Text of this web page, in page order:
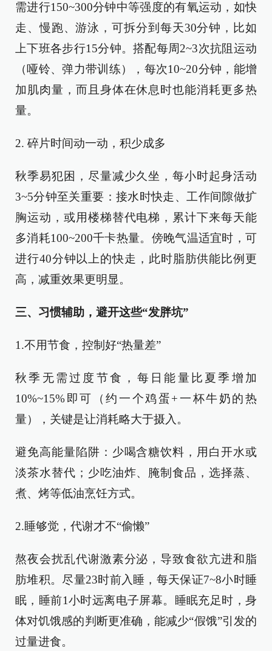
需进行150~300分钟中等强度的有氧运动，如快
走、慢跑、游泳，可拆分到每天30分钟，比如
上下班各步行15分钟。搭配每周2~3次抗阻运动
（哑铃、弹力带训练），每次10~20分钟，能增
加肌肉量，而且身体在休息时也能消耗更多热
量。
2. 碎片时间动一动，积少成多
秋季易犯困，尽量减少久坐，每小时起身活动
3~5分钟至关重要：接水时快走、工作间隙做扩
胸运动，或用楼梯替代电梯，累计下来每天能
多消耗100~200千卡热量。傍晚气温适宜时，可
进行40分钟以上的快走，此时脂肪供能比例更
高，减重效果更明显。
三、习惯辅助，避开这些“发胖坑”
1.不用节食，控制好“热量差”
秋季无需过度节食，每日能量比夏季增加
10%~15%即可（约一个鸡蛋+一杯牛奶的热
量），关键是让消耗略大于摄入。
避免高能量陷阱：少喝含糖饮料，用白开水或
淡茶水替代；少吃油炸、腌制食品，选择蒸、
煮、烤等低油烹饪方式。
2.睡够觉，代谢才不“偷懒”
熬夜会扰乱代谢激素分泌，导致食欲亢进和脂
肪堆积。尽量23时前入睡，每天保证7~8小时睡
眠，睡前1小时远离电子屏幕。睡眠充足时，身
体对饥饿感的判断更准确，能减少“假饿”引发的
过量进食。